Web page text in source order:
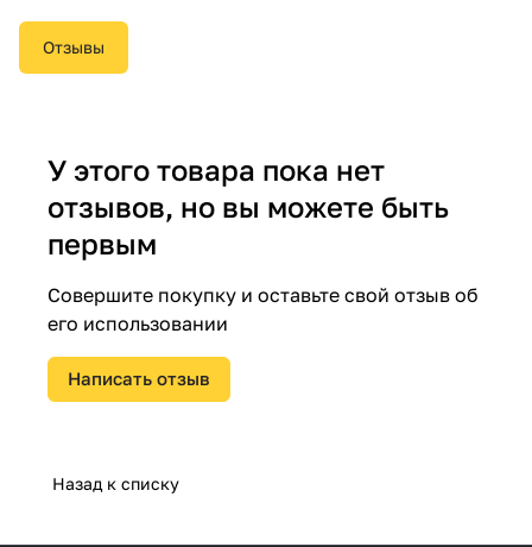
Отзывы
У этого товара пока нет
отзывов, но вы можете быть
первым
Совершите покупку и оставьте свой отзыв об
его использовании
Написать отзыв
Назад к списку